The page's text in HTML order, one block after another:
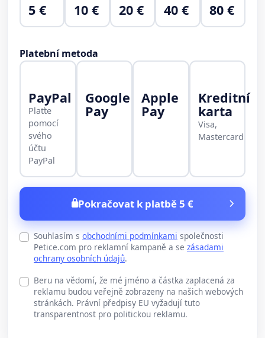
5 € 10 € 20 € 40 € 80 €
Platební metoda
PayPal
Plaťte
pomocí
svého
účtu
PayPal
Google
Pay
Apple
Pay
Kreditní
karta
Visa,
Mastercard
Pokračovat k platbě 5 €
Souhlasím s obchodními podmínkami společnosti
Petice.com pro reklamní kampaně a se zásadami
ochrany osobních údajů.
Beru na vědomí, že mé jméno a částka zaplacená za
reklamu budou veřejně zobrazeny na našich webových
stránkách. Právní předpisy EU vyžadují tuto
transparentnost pro politickou reklamu.